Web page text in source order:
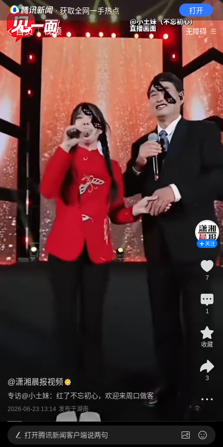
· 获取全网一手热点 打开
首页 视频 无障碍
@潇湘晨报视频
专访@小土妹：红了不忘初心，欢迎来周口做客
2026-06-23 13:14 发布于湖南
关注
7
1
收藏
3
打开腾讯新闻客户端说两句